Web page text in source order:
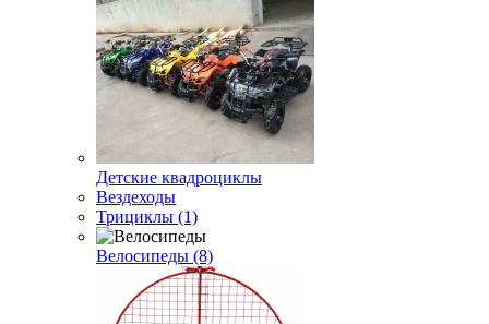
Детские квадроциклы
Вездеходы
Трициклы (1)
Велосипеды (8)